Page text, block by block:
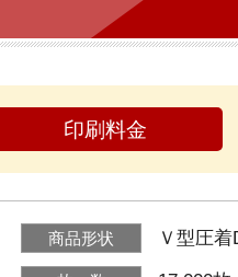
印刷料金
商品形状 Ｖ型圧着